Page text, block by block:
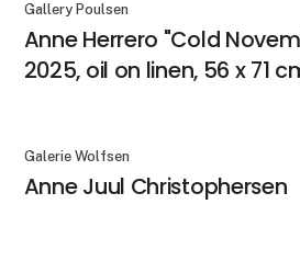
Gallery Poulsen
Anne Herrero "Cold
2025, oil on linen, 56 x 71
Galerie Wolfsen
Anne Juul Christophersen